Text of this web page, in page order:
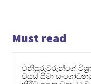
Must read
විනිසුරුවරුන්ගේ
වයස් සීමා